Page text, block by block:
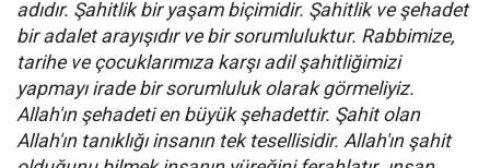
adıdır. Şahitlik bir yaşam biçimidir. Şahitlik ve şehadet
bir adalet arayışıdır ve bir sorumluluktur. Rabbimize,
tarihe ve çocuklarımıza karşı adil şahitliğimizi
yapmayı irade bir sorumluluk olarak görmeliyiz.
Allah'ın şehadeti en büyük şehadettir. Şahit olan
Allah'ın tanıklığı insanın tek tesellisidir. Allah'ın şahit